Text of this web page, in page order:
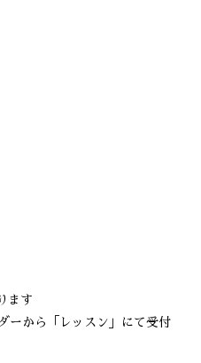
ます
ーから「レッスン」にて受付